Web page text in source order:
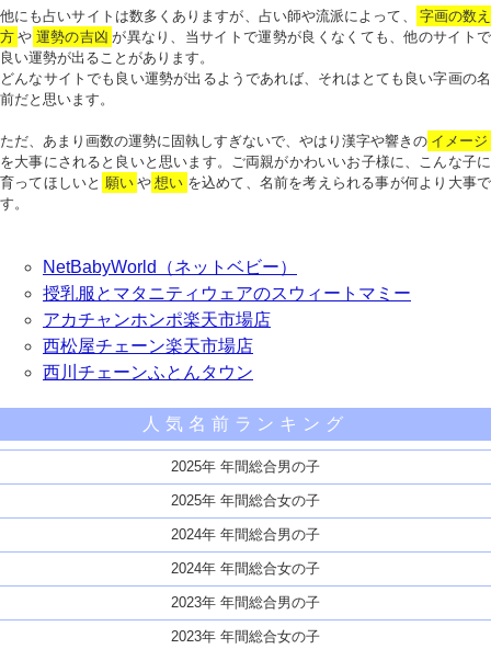
他にも占いサイトは数多くありますが、占い師や流派によって、
字画の数え
方 や 運勢の吉凶 が異なり、当サイトで運勢が良くなくても、他のサイトで
良い運勢が出ることがあります。
どんなサイトでも良い運勢が出るようであれば、それはとても良い字画の名
前だと思います。
ただ、あまり画数の運勢に固執しすぎないで、やはり漢字や響きの イメージ
を大事にされると良いと思います。ご両親がかわいいお子様に、こんな子に
育ってほしいと 願い や 想い を込めて、名前を考えられる事が何より大事で
す。
NetBabyWorld（ネットベビー）
授乳服とマタニティウェアのスウィートマミー
アカチャンホンポ楽天市場店
西松屋チェーン楽天市場店
西川チェーンふとんタウン
人気名前ランキング
2025年 年間総合男の子
2025年 年間総合女の子
2024年 年間総合男の子
2024年 年間総合女の子
2023年 年間総合男の子
2023年 年間総合女の子